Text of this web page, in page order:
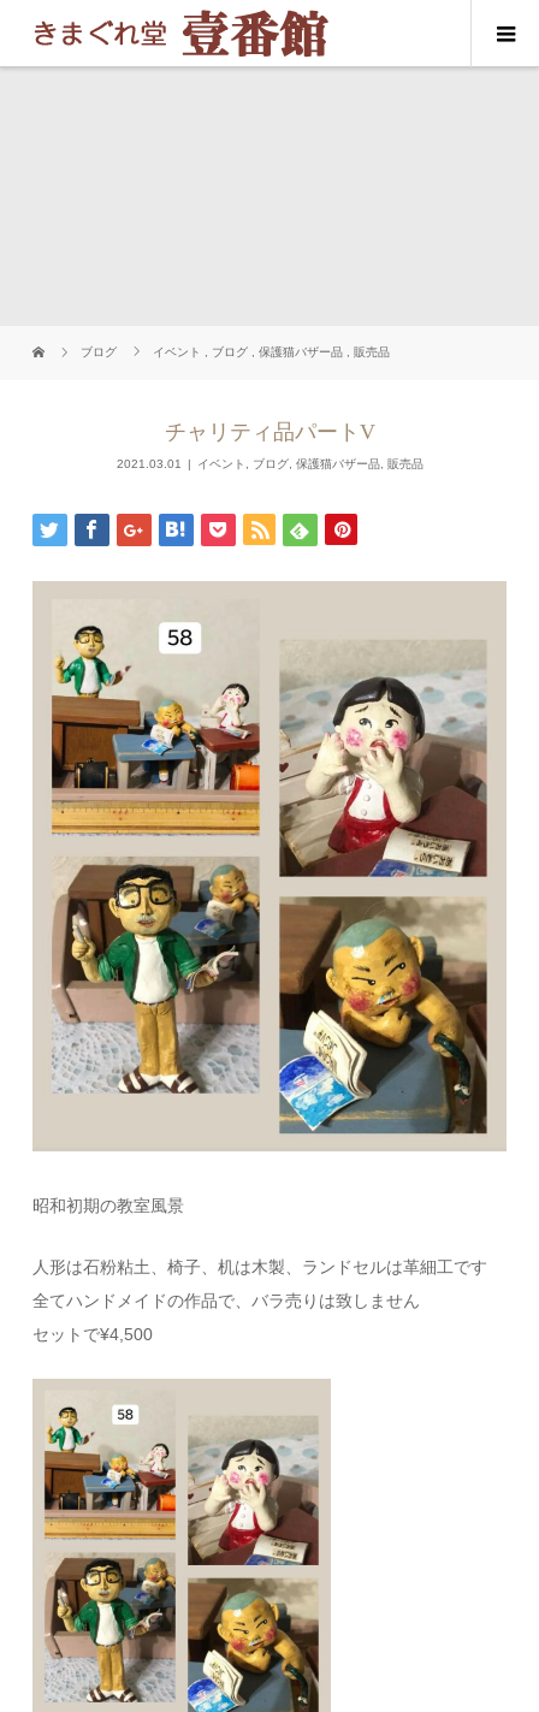
ブログ イベント ブログ ,保護猫バザー品 販売品
チャリティ品パートV
2021.03.01 イベント ブログ, 保護猫バザー品, 販売品
昭和初期の教室風景
人形は石粉粘土、椅子、机は木製、ランドセルは革細工です
全てハンドメイドの作品で、バラ売りは致しません
セットで¥4,500